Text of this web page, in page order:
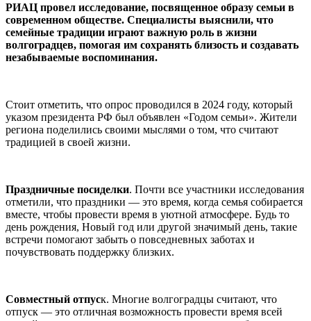
РИАЦ провел исследование, посвященное образу семьи в
современном обществе. Специалисты выяснили, что
семейные традиции играют важную роль в жизни
волгоградцев, помогая им сохранять близость и создавать
незабываемые воспоминания.
Стоит отметить, что опрос проводился в 2024 году, который
указом президента РФ был объявлен «Годом семьи». Жители
региона поделились своими мыслями о том, что считают
традицией в своей жизни.
Праздничные посиделки. Почти все участники исследования
отметили, что праздники — это время, когда семья собирается
вместе, чтобы провести время в уютной атмосфере. Будь то
день рождения, Новый год или другой значимый день, такие
встречи помогают забыть о повседневных заботах и
почувствовать поддержку близких.
Совместный отпуск. Многие волгоградцы считают, что
отпуск — это отличная возможность провести время всей